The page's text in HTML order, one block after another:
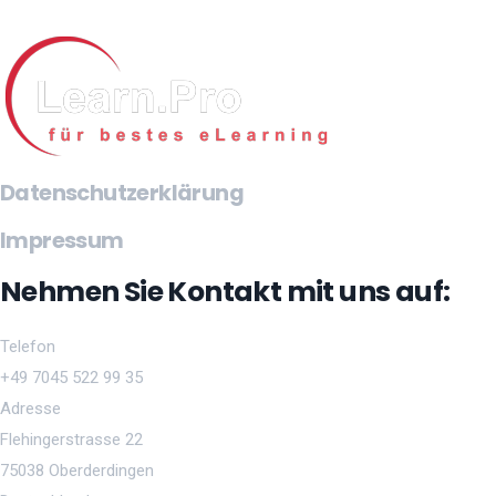
Datenschutzerklärung
Impressum
Nehmen Sie Kontakt mit uns auf:
Telefon
+49 7045 522 99 35
Adresse
Flehingerstrasse 22
75038 Oberderdingen